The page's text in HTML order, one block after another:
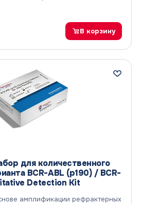
В корзину
для количественного
BCR-ABL (p190) / BCR-
Detection Kit
амплификации рефрактерных